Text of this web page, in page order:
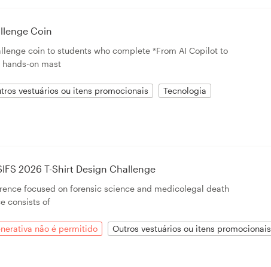
Coin
coin to students who complete *From AI Copilot to
on mast
vestuários ou itens promocionais Tecnologia
2026 T-Shirt Design Challenge
focused on forensic science and medicolegal death
consists of
não é permitido Outros vestuários ou itens promocionais